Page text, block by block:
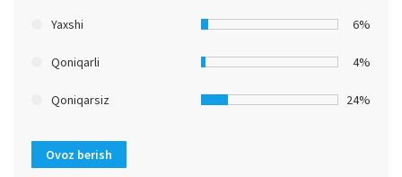
Yaxshi 6%
Qoniqarli 4%
Qoniqarsiz 24%
Ovoz berish